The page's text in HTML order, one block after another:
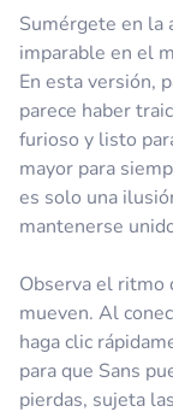
Sumérgete en la
imparable en el
En esta versión,
parece haber
furioso y listo
mayor para
es solo una
mantenerse
Observa el ritmo
mueven. Al
haga clic
para que Sans
pierdas, sujeta